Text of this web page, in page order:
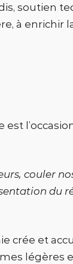
à enrichir
est
couler
du
crée et
légères